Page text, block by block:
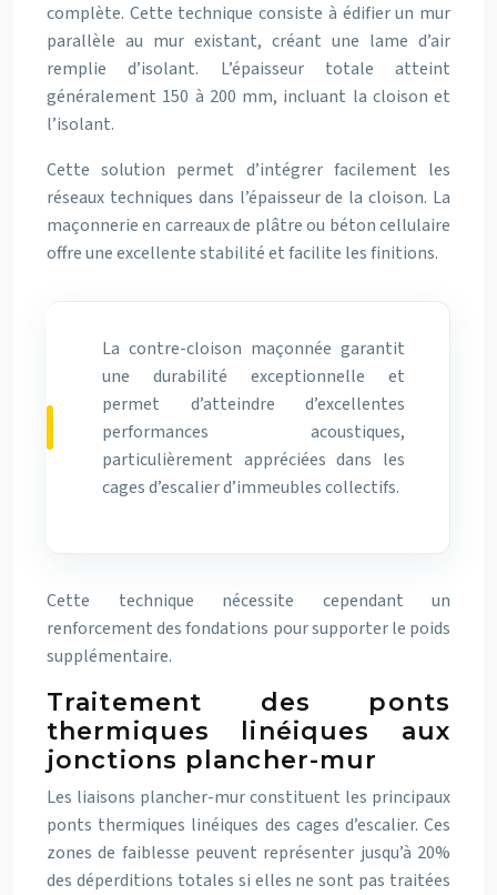
complète. Cette technique consiste à édifier un mur
parallèle au mur existant, créant une lame d’air
remplie d’isolant. L’épaisseur totale atteint
généralement 150 à 200 mm, incluant la cloison et
l’isolant.
Cette solution permet d’intégrer facilement les
réseaux techniques dans l’épaisseur de la cloison. La
maçonnerie en carreaux de plâtre ou béton cellulaire
offre une excellente stabilité et facilite les finitions.
La contre-cloison maçonnée garantit
une durabilité exceptionnelle et
permet d’atteindre d’excellentes
performances acoustiques,
particulièrement appréciées dans les
cages d’escalier d’immeubles collectifs.
Cette technique nécessite cependant un
renforcement des fondations pour supporter le poids
supplémentaire.
Traitement des ponts
thermiques linéiques aux
jonctions plancher-mur
Les liaisons plancher-mur constituent les principaux
ponts thermiques linéiques des cages d’escalier. Ces
zones de faiblesse peuvent représenter jusqu’à 20%
des déperditions totales si elles ne sont pas traitées